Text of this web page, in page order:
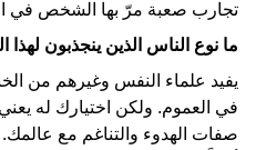
تجارب صعبة مرّ بها الشخص في
ما نوع الناس الذين ينجذبون
يفيد علماء النفس وغيرهم من
في العموم. ولكن اختيارك له
صفات الهدوء والتناغم مع